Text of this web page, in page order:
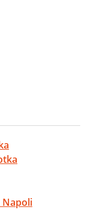
Napoli